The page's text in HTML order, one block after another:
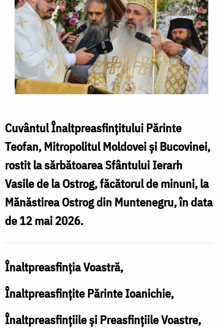
Cuvântul Înaltpreasfințitului Părinte
Teofan, Mitropolitul Moldovei și Bucovinei,
rostit la sărbătoarea Sfântului Ierarh
Vasile de la Ostrog, făcătorul de minuni, la
Mănăstirea Ostrog din Muntenegru, în data
de 12 mai 2026.
Înaltpreasfinţia Voastră,
Înaltpreasfinţite Părinte Ioanichie,
Înaltpreasfinţiile şi Preasfinţiile Voastre,